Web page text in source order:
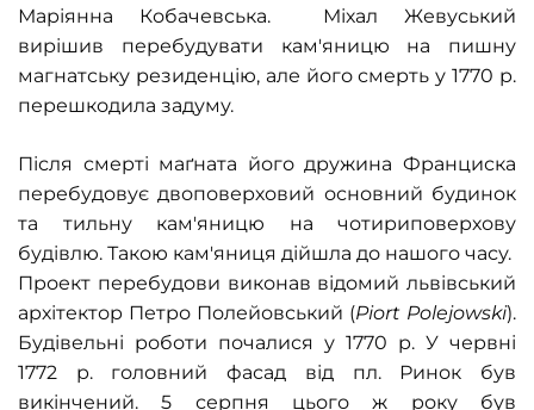
Маріянна Кобачевська. Міхал Жевуський
вирішив перебудувати кам'яницю на пишну
магнатську резиденцію, але його смерть у 1770 р.
перешкодила задуму.
Після смерті маґната його дружина Франциска
перебудовує двоповерховий основний будинок
та тильну кам'яницю на чотириповерхову
будівлю. Такою кам'яниця дійшла до нашого часу.
Проект перебудови виконав відомий львівський
архітектор Петро Полейовський (Piort Polejowski).
Будівельні роботи почалися у 1770 р. У червні
1772 р. головний фасад від пл. Ринок був
викінчений. 5 серпня цього ж року був